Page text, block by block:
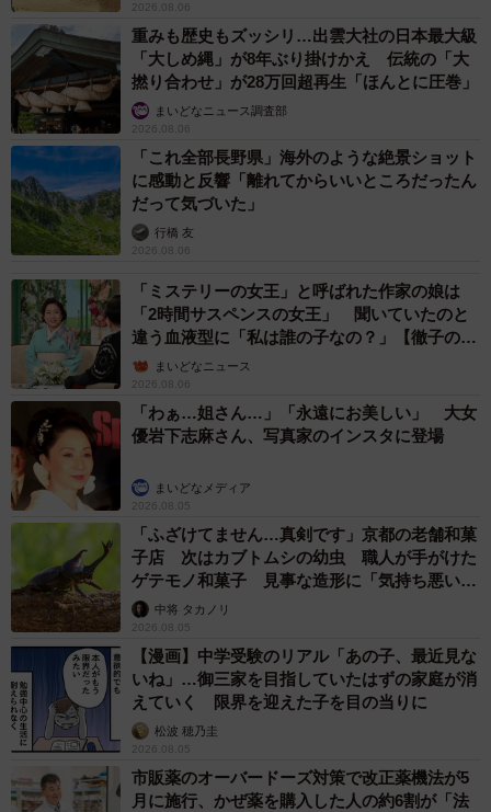
2026.08.06
重みも歴史もズッシリ…出雲大社の日本最大級
「大しめ縄」が8年ぶり掛けかえ 伝統の「大
撚り合わせ」が28万回超再生「ほんとに圧巻」
まいどなニュース調査部
2026.08.06
「これ全部長野県」海外のような絶景ショット
に感動と反響「離れてからいいところだったん
だって気づいた」
行橋 友
2026.08.06
「ミステリーの女王」と呼ばれた作家の娘は
「2時間サスペンスの女王」 聞いていたのと
違う血液型に「私は誰の子なの？」【徹子の部
屋】まいどなニュース
2026.08.06
「わぁ…姐さん…」「永遠にお美しい」 大女
優岩下志麻さん、写真家のインスタに登場
まいどなメディア
2026.08.05
「ふざけてません…真剣です」京都の老舗和菓
子店 次はカブトムシの幼虫 職人が手がけた
ゲテモノ和菓子 見事な造形に「気持ち悪いく
らいリアル」
中将 タカノリ
2026.08.05
【漫画】中学受験のリアル「あの子、最近見な
いね」…御三家を目指していたはずの家庭が消
えていく 限界を迎えた子を目の当りに
松波 穂乃圭
2026.08.05
市販薬のオーバードーズ対策で改正薬機法が5
月に施行、かぜ薬を購入した人の約6割が「法